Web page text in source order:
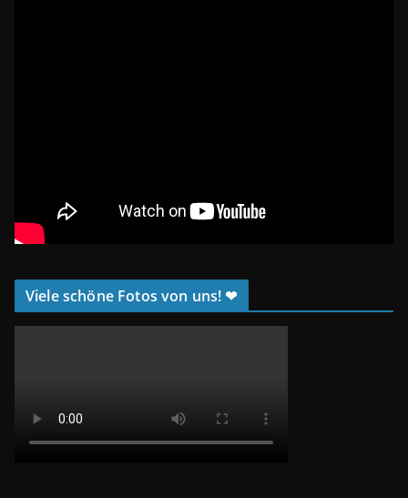
Viele schöne Fotos von uns! ❤